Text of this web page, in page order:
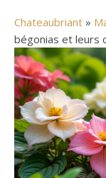
Chateaubriant »
bégonias et leurs